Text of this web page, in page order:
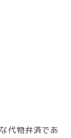
代物弁済であ